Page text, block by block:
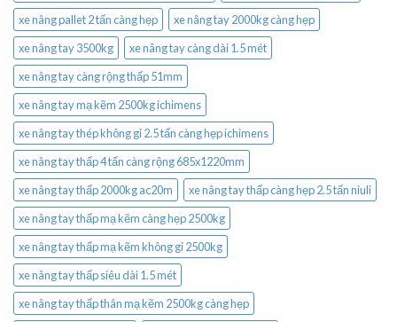
xe nâng pallet 2 tấn càng hẹp
xe nâng tay 2000kg càng hẹp
xe nâng tay 3500kg
xe nâng tay càng dài 1.5 mét
xe nâng tay càng rộng thấp 51mm
xe nâng tay mạ kẽm 2500kg ichimens
xe nâng tay thép không gỉ 2.5 tấn càng hẹp ichimens
xe nâng tay thấp 4 tấn càng rộng 685x1220mm
xe nâng tay thấp 2000kg ac20m
xe nâng tay thấp càng hẹp 2.5 tấn niuli
xe nâng tay thấp mạ kẽm càng hẹp 2500kg
xe nâng tay thấp mạ kẽm không gỉ 2500kg
xe nâng tay thấp siêu dài 1.5 mét
xe nâng tay thấp thân mạ kẽm 2500kg càng hẹp